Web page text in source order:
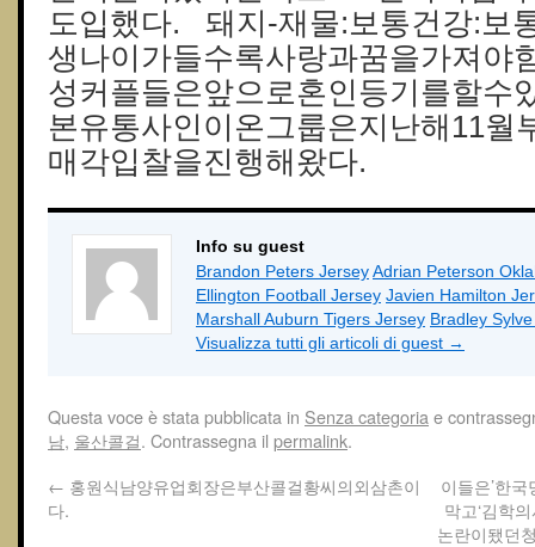
도입했다. 돼지-재물:보통건강:보
생나이가들수록사랑과꿈을가져야
성커플들은앞으로혼인등기를할수
본유통사인이온그룹은지난해11월
매각입찰을진행해왔다.
Info su guest
Brandon Peters JerseyAdrian Peterson
Ellington Football Jersey Javien Hamilton
Marshall Auburn Tigers Jersey Bradley
Visualizza tutti gli articoli di guest →
Questa voce è stata pubblicata in Senza categoria e
남, 울산콜걸. Contrassegna il permalink.
← 홍원식남양유업회장은부산콜걸황씨의외삼촌이
다.
이들은’한
막고‘김학
논란이됐던